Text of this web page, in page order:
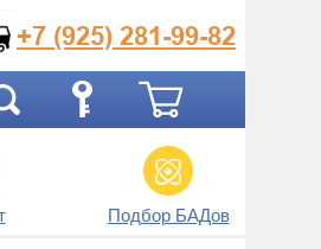
+7 (925) 281-99-82
Подбор БАДов